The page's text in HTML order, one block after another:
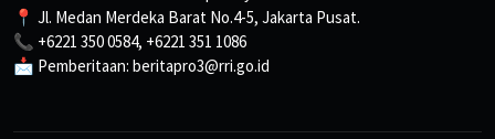
📍 Jl. Medan Merdeka Barat No.4-5, Jakarta Pusat.
📞 +6221 350 0584, +6221 351 1086
📩 Pemberitaan: beritapro3@rri.go.id